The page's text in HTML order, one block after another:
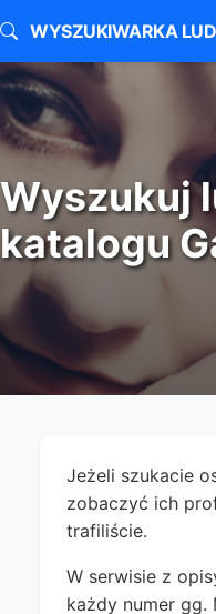
WYSZUKIWARKA
Wyszukuj
katalogu
Jeżeli szukacie
zobaczyć ich
trafiliście.
W serwisie z
każdy numer gg.